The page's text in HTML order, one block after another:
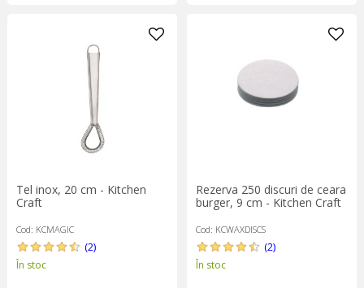
Tel inox, 20 cm - Kitchen
Craft
Cod: KCMAGIC
(2)
În stoc
Rezerva 250 discuri de ceara
burger, 9 cm - Kitchen Craft
Cod: KCWAXDISCS
(2)
În stoc